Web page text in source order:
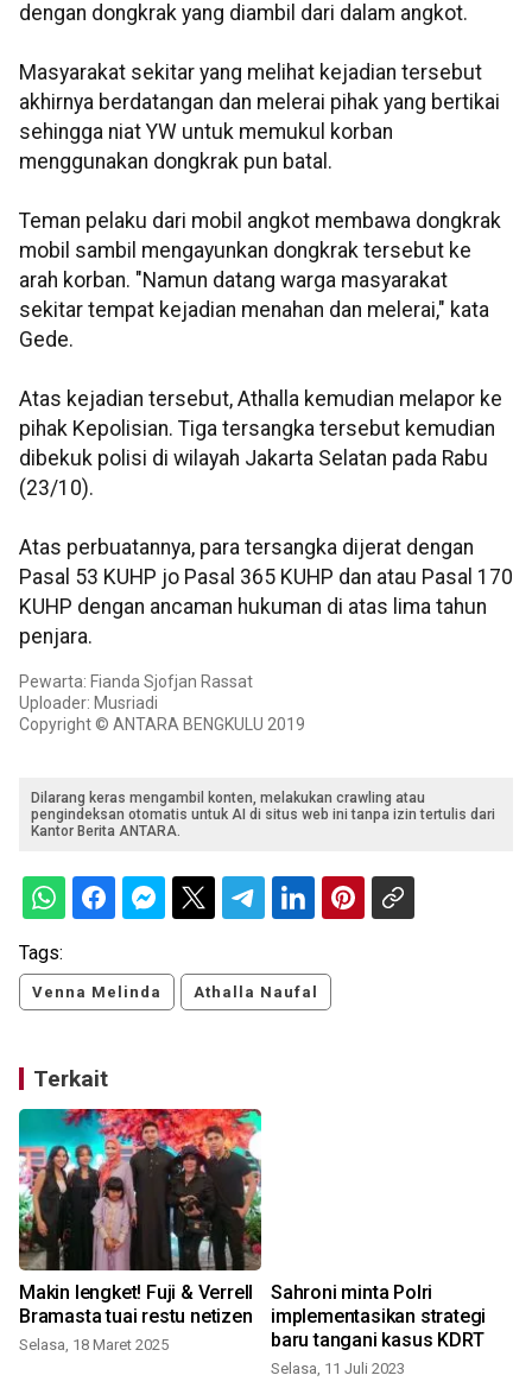
dengan dongkrak yang diambil dari dalam angkot.
Masyarakat sekitar yang melihat kejadian tersebut
akhirnya berdatangan dan melerai pihak yang bertikai
sehingga niat YW untuk memukul korban
menggunakan dongkrak pun batal.
Teman pelaku dari mobil angkot membawa dongkrak
mobil sambil mengayunkan dongkrak tersebut ke
arah korban. "Namun datang warga masyarakat
sekitar tempat kejadian menahan dan melerai," kata
Gede.
Atas kejadian tersebut, Athalla kemudian melapor ke
pihak Kepolisian. Tiga tersangka tersebut kemudian
dibekuk polisi di wilayah Jakarta Selatan pada Rabu
(23/10).
Atas perbuatannya, para tersangka dijerat dengan
Pasal 53 KUHP jo Pasal 365 KUHP dan atau Pasal 170
KUHP dengan ancaman hukuman di atas lima tahun
penjara.
Pewarta: Fianda Sjofjan Rassat
Uploader: Musriadi
Copyright © ANTARA BENGKULU 2019
Dilarang keras mengambil konten, melakukan crawling atau
pengindeksan otomatis untuk AI di situs web ini tanpa izin tertulis dari
Kantor Berita ANTARA.
Tags:
Venna Melinda Athalla Naufal
Terkait
Makin lengket! Fuji & Verrell
Bramasta tuai restu netizen
Selasa, 18 Maret 2025
Sahroni minta Polri
implementasikan strategi
baru tangani kasus KDRT
Selasa, 11 Juli 2023